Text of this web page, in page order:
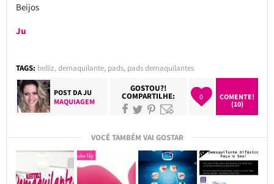
Beijos
Ju
TAGS: belliz,demaquilante, pads, pads demaquilantes
POST DAJU
MAQUIAGEM
GOSTOU?!
COMPARTILHE: 0
COMENTE!
(10)
VOCÊ TAMBÉM VAI GOSTAR